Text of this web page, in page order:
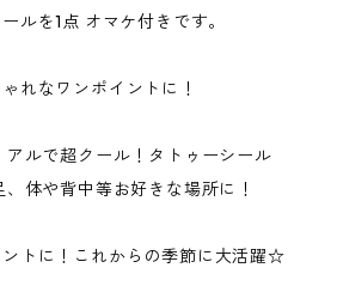
ルを1点 オマケ付きです。
れなワンポイントに！
ルで超クール！タトゥーシール
体や背中等お好きな場所に！
トに！これからの季節に大活躍☆